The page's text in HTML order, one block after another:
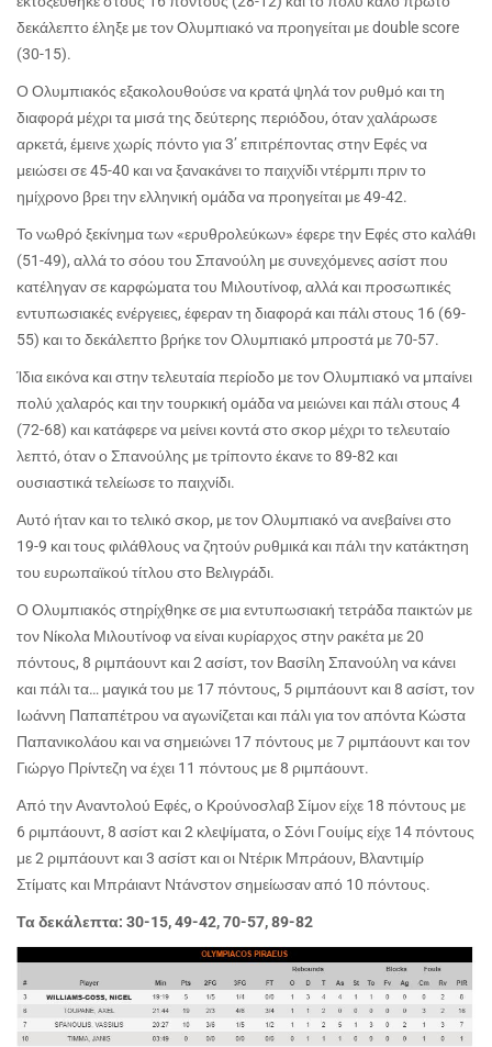
δεκάλεπτο έληξε με τον Ολυμπιακό να προηγείται μεdouble score
(30-15).
Ο Ολυμπιακός εξακολουθούσε να κρατά ψηλά τον ρυθμό και τη
διαφορά μέχρι τα μισά της δεύτερης περιόδου, όταν χαλάρωσε
αρκετά, έμεινε χωρίς πόντο για 3’ επιτρέποντας στην Εφές να
μειώσει σε 45-40 και να ξανακάνει το παιχνίδι ντέρμπι πριν το
ημίχρονο βρει την ελληνική ομάδα να προηγείται με 49-42.
Το νωθρό ξεκίνημα των «ερυθρολεύκων» έφερε την Εφές στο καλάθι
(51-49), αλλά το σόου του Σπανούλη με συνεχόμενες ασίστ που
κατέληγαν σε καρφώματα του Μιλουτίνοφ, αλλά και προσωπικές
εντυπωσιακές ενέργειες, έφεραν τη διαφορά και πάλι στους 16 (69-
55) και το δεκάλεπτο βρήκε τον Ολυμπιακό μπροστά με 70-57.
Ίδια εικόνα και στην τελευταία περίοδο με τον Ολυμπιακό να μπαίνει
πολύ χαλαρός και την τουρκική ομάδα να μειώνει και πάλι στους 4
(72-68) και κατάφερε να μείνει κοντά στο σκορ μέχρι το τελευταίο
λεπτό, όταν ο Σπανούλης με τρίποντο έκανε το 89-82 και
ουσιαστικά τελείωσε το παιχνίδι.
Αυτό ήταν και το τελικό σκορ, με τον Ολυμπιακό να ανεβαίνει στο
19-9 και τους φιλάθλους να ζητούν ρυθμικά και πάλι την κατάκτηση
του ευρωπαϊκού τίτλου στο Βελιγράδι.
Ο Ολυμπιακός στηρίχθηκε σε μια εντυπωσιακή τετράδα παικτών με
τον Νίκολα Μιλουτίνοφ να είναι κυρίαρχος στην ρακέτα με 20
πόντους, 8 ριμπάουντ και 2 ασίστ, τον Βασίλη Σπανούλη να κάνει
και πάλι τα… μαγικά του με 17 πόντους, 5 ριμπάουντ και 8 ασίστ, τον
Ιωάννη Παπαπέτρου να αγωνίζεται και πάλι για τον απόντα Κώστα
Παπανικολάου και να σημειώνει 17 πόντους με 7 ριμπάουντ και τον
Γιώργο Πρίντεζη να έχει 11 πόντους με 8 ριμπάουντ.
Από την Αναντολού Εφές, ο Κρούνοσλαβ Σίμον είχε 18 πόντους με
6 ριμπάουντ, 8 ασίστ και 2 κλεψίματα, ο Σόνι Γουίμς είχε 14 πόντους
με 2 ριμπάουντ και 3 ασίστ και οι Ντέρικ Μπράουν, Βλαντιμίρ
Στίματς και Μπράιαντ Ντάνστον σημείωσαν από 10 πόντους.
Τα δεκάλεπτα: 30-15, 49-42, 70-57, 89-82